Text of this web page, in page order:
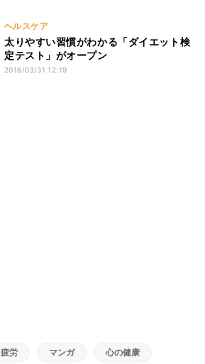
ヘルスケア
太りやすい習慣がわかる「ダイエット検
定テスト」がオープン
2016/03/31 12:19
疲労 マンガ 心の健康